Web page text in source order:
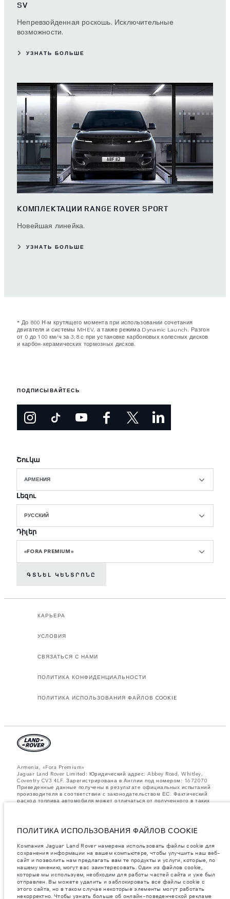
SV
Непревзойденная роскошь. Исключительные
возможности.
УЗНАТЬ БОЛЬШЕ
КОМПЛЕКТАЦИИ RANGE ROVER SPORT
Новейшая линейка.
УЗНАТЬ БОЛЬШЕ
* До 800 Н‧м крутящего момента при использовании сочетания
двигателя и системы MHEV, а также режима Dynamic Launch. Разгон
от 0 до 100 км/ч за 3,8 с при установке карбоновых колесных дисков
и карбон-керамических тормозных дисков.
ПОДПИСЫВАЙТЕСЬ
Շուկա
АРМЕНИЯ
Լեզու
РУССКИЙ
Դիլեր
«FORA PREMIUM»
ԳՏՆԵԼ ԿԵՆՏՐՈՆԸ
КАРЬЕРА
УСЛОВИЯ
СВЯЗАТЬСЯ С НАМИ
ПОЛИТИКА КОНФИДЕНЦИАЛЬНОСТИ
ПОЛИТИКА ИСПОЛЬЗОВАНИЯ ФАЙЛОВ COOKIE
Armenia, «Fora Premium»
Jaguar Land Rover Limited: Юридический адрес: Abbey Road, Whitley,
Coventry CV3 4LF. Зарегистрирована в Англии под номером: 1672070
Приведенные данные получены в результате официальных испытаний
производителя в соответствии с законодательством ЕС. Фактический
расход топлива автомобиля может отличаться от полученного в таких
изменены без предварительного уведомления. Пожалуйста, свяжитесь
с вашим местным дилером, чтобы узнать о наличии и ценах в вашем
Указанные значения массы соответствуют автомобилю в стандартной
комплектации. Аксессуары и другие элементы, установленные после
процесса производства автомобиля, влияют на полезную нагрузку.
Следите, чтобы полная разрешенная масса автомобиля и
максимальные нагрузки на оси не были превышены, когда к массе
самого автомобиля добавляется совокупный вес установленных
аксессуаров, пассажиров, рабочих жидкостей, топлива, а также
ПОЛИТИКА ИСПОЛЬЗОВАНИЯ ФАЙЛОВ COOKIE
Компания Jaguar Land Rover намерена использовать файлы cookie для
сохранения информации на вашем компьютере, чтобы улучшить наш веб-
сайт и позволить нам предлагать вам те продукты и услуги, которые, по
нашему мнению, могут вас заинтересовать. Один из файлов cookie,
которые мы используем, необходим для работы частей сайта и уже был
отправлен. Вы можете удалить и заблокировать все файлы cookie с
этого сайта, но в таком случае некоторые элементы могут работать
некорректно. Чтобы узнать больше об онлайн-поведенческой рекламе